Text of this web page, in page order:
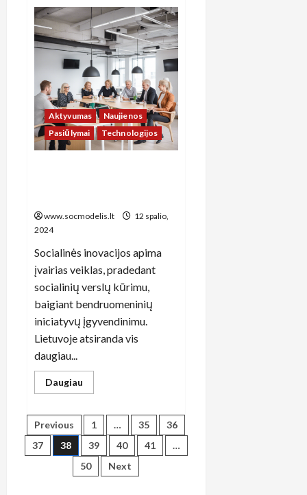
miesto
džiunglių
atskleidimas:
įdomios
veiklos
miesto
širdyje
Aktyvumas
Naujienos
Pasiūlymai
Technologijos
www.socmodelis.lt
12 spalio,
2024
Socialinės inovacijos apima
įvairias veiklas, pradedant
socialinių verslų kūrimu,
baigiant bendruomeninių
iniciatyvų įgyvendinimu.
Lietuvoje atsiranda vis
daugiau...
Daugiau
more
naujos
socialinės
inovacijos,
keičiančios
Lietuvos
verslo
aplinką
Įrašų
puslapiavimas
Previous 1 … 35
36
37
38 39 40 41
…
50
Next